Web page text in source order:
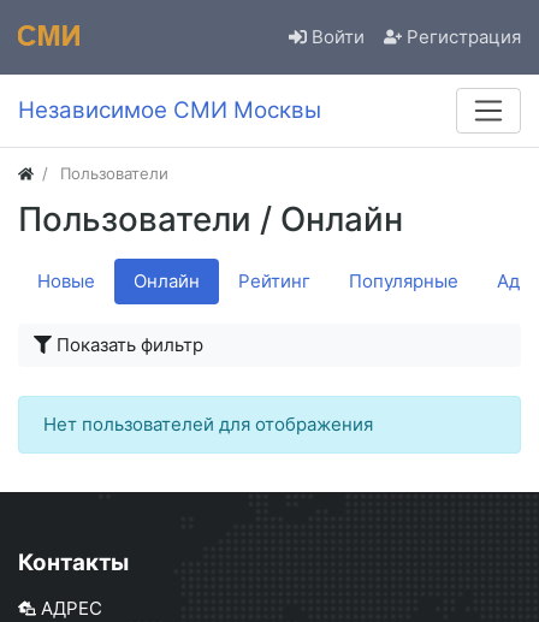
Войти Регистрация
Независимое СМИ Москвы
Пользователи
Пользователи / Онлайн
Новые Онлайн Рейтинг Популярные
Показать фильтр
Нет пользователей для отображения
Контакты
АДРЕС